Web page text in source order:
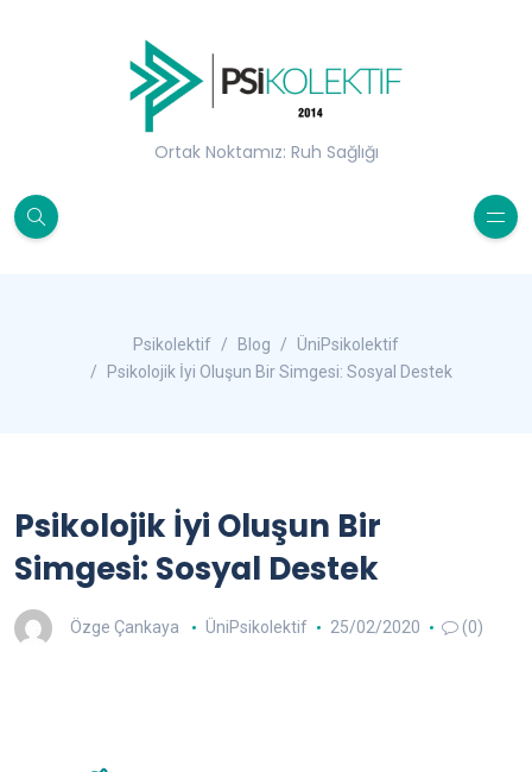
Ortak Noktamız: Ruh Sağlığı
Psikolektif Blog
ÜniPsikolektif
Psikolojik İyi Oluşun Bir Simgesi: Sosyal Destek
Psikolojik İyi Oluşun Bir
Simgesi: Sosyal Destek
Özge Çankaya ÜniPsikolektif 25/02/2020 (0)